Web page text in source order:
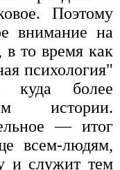
Поэтому
внимание на
в то время как
психология"
куда более
истории.
— итог
всем-людям,
и служит тем